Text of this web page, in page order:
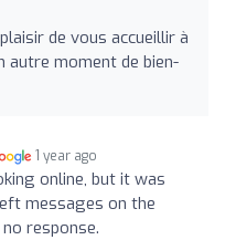
de vous accueillir à
autre moment de bien-
1 year ago
online, but it was
messages on the
response.